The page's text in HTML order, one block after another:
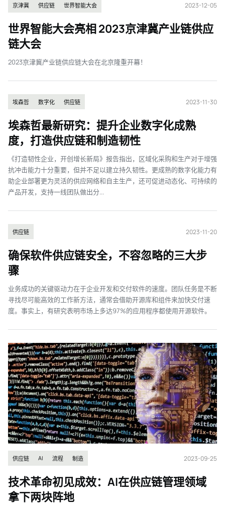
京津冀 供应链 世界智能大会 2023-12-05
世界智能大会亮相 2023京津冀产业链供应
链大会
2023京津冀产业链供应链大会在北京隆重开幕！
埃森哲 数字化 供应链 2023-11-30
埃森哲最新研究：提升企业数字化成熟
度，打造供应链和制造韧性
《打造韧性企业，开创增长新局》报告指出，区域化采购和生产对于增强
抗冲击能力十分重要，但并不足以建立持久韧性。更成熟的数字化能力有
助企业部署更为灵活的供应网络和自主生产，还可促进动态化、可持续的
产品开发，支持一线团队做出分...
供应链 2023-11-20
确保软件供应链安全，不容忽略的三大步
骤
业务成功的关键驱动力在于企业开发和交付软件的速度。团队任务是不断
寻找尽可能高效的工作新方法，通常会借助开源库和组件来加快交付速
度。事实上，有研究表明市场上多达97%的应用程序都使用开源软件。
供应链 AI 流程 制造 2023-09-25
技术革命初见成效：AI在供应链管理领域
拿下两块阵地